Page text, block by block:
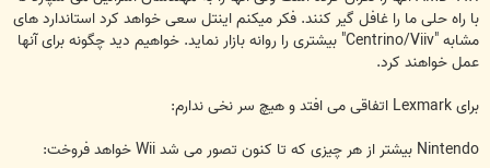
با راه حلی ما را غافل گیر کنند. فکر میکنم اینتل سعی خواهد کرد استاندارد های
مشابه "Centrino/Viiv" بیشتری را روانه بازار نماید. خواهیم دید چگونه برای آنها
عمل خواهند کرد.
برای Lexmark اتفاقی می افتد و هیچ سر نخی ندارم:
Nintendo بیشتر از هر چیزی که تا کنون تصور می شد Wii خواهد فروخت: